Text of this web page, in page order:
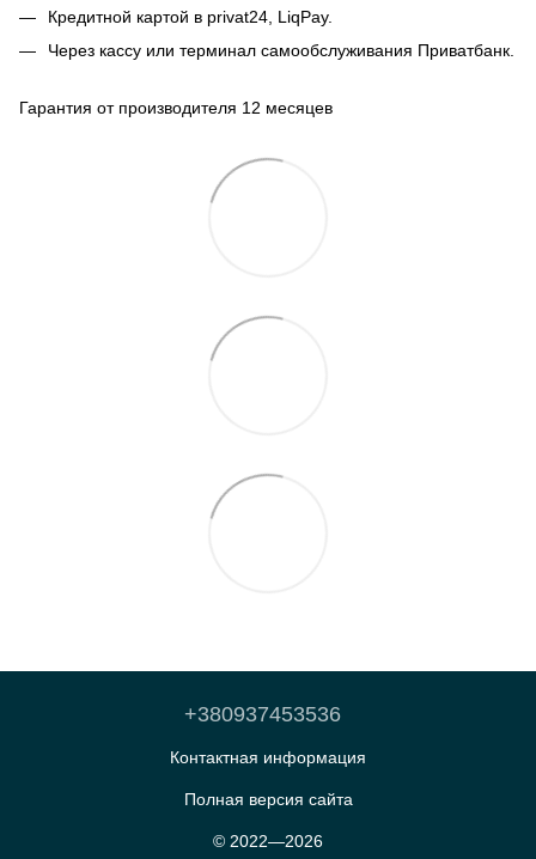
Кредитной картой в privat24, LiqPay.
Через кассу или терминал самообслуживания Приватбанк.
Гарантия от производителя 12 месяцев
+380937453536
Контактная информация
Полная версия сайта
© 2022—2026